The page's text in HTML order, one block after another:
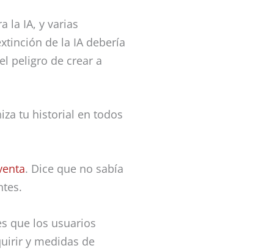
la IA, y varias
de la IA debería
peligro de crear a
tu historial en todos
. Dice que no sabía
que los usuarios
y medidas de